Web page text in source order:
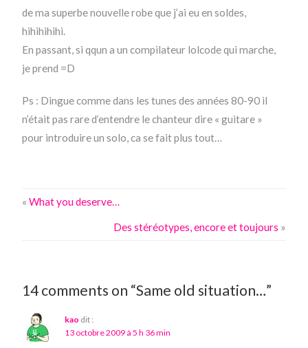
de ma superbe nouvelle robe que j’ai eu en soldes,
hihihihihi.
En passant, si qqun a un compilateur lolcode qui marche,
je prend =D
Ps : Dingue comme dans les tunes des années 80-90 il
n’était pas rare d’entendre le chanteur dire « guitare »
pour introduire un solo, ca se fait plus tout…
«What you deserve…
Des stéréotypes, encore et toujours »
14 comments on “Same old situation…”
kao dit :
13 octobre 2009 à 5 h 36 min